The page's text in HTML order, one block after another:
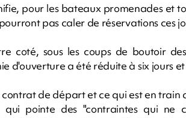
pour les bateaux promenades et
pas caler de réservations ces
coté, sous les coups de boutoir
d'ouverture a été réduite à six jours
de départ et ce qui est en train
qui pointe des "contraintes qui ne